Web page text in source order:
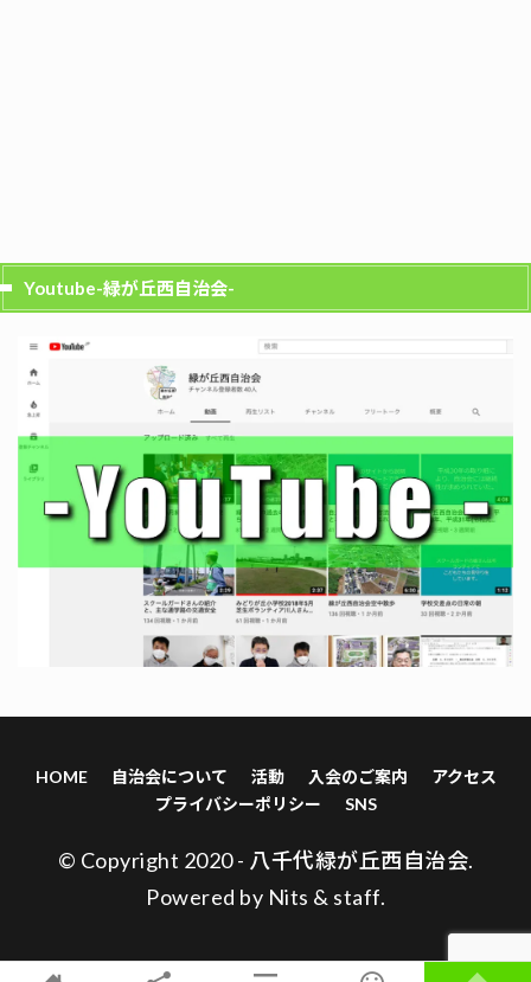
Youtube-緑が丘西自治会-
HOME 自治会について 活動 入会のご案内
アクセス
プライバシーポリシー
SNS
© Copyright 2020 - 八千代緑が丘西自治会.
Powered by Nits & staff.